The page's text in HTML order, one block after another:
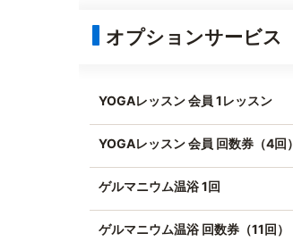
オプションサービス
YOGAレッスン 会員 1レッスン
YOGAレッスン 会員 回数券（4回）
ゲルマニウム温浴 1回
ゲルマニウム温浴 回数券（11回）